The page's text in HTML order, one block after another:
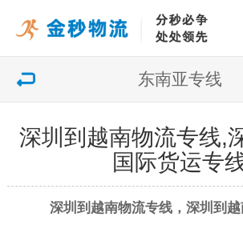
东南亚专线
深圳到越南物流专线,
国际货运专
深圳到越南物流专线，深圳到